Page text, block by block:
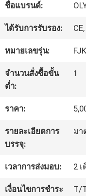
โรงงาน
ควบคุม
คุณภาพ
ติดต่อ
เรา
ข่าว
ชื่อแบรนด์:
ได้รับการรับรอง:
หมายเลขรุ่น: FJK
จำนวนสั่งซื้อขั้น
ต่ำ:
1
ราคา:
รายละเอียดการ
บรรจุ:
มา
เวลาการส่งมอบ: 2
เงื่อนไขการชำระ
T/